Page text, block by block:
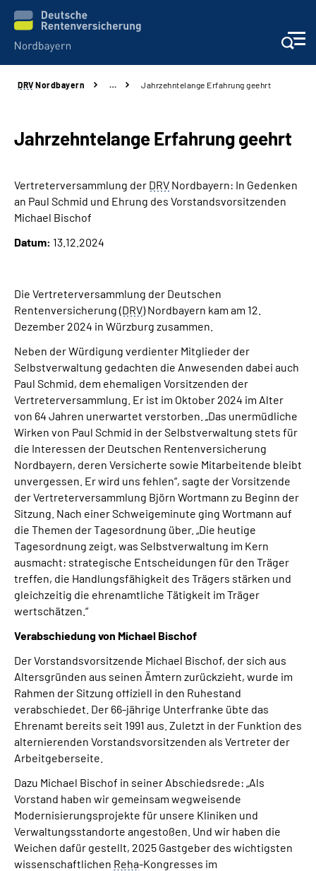
Online-Services
Services
Reha-Kliniken
Presse und Experten
Karriere
Über uns
Inhalte in Gebärdensprache (DGS)
Leichte Sprache
Suche
Mein Kundenportal
DRV Nordbayern … Jahrzehntelange Erfahrung geehrt
Jahrzehntelange Erfahrung geehrt
Vertreterversammlung der DRV Nordbayern: In Gedenken
an Paul Schmid und Ehrung des Vorstandsvorsitzenden
Michael Bischof
Datum: 13.12.2024
Die Vertreterversammlung der Deutschen
Rentenversicherung (DRV) Nordbayern kam am 12.
Dezember 2024 in Würzburg zusammen.
Neben der Würdigung verdienter Mitglieder der
Selbstverwaltung gedachten die Anwesenden dabei auch
Paul Schmid, dem ehemaligen Vorsitzenden der
Vertreterversammlung. Er ist im Oktober 2024 im Alter
von 64 Jahren unerwartet verstorben. „Das unermüdliche
Wirken von Paul Schmid in der Selbstverwaltung stets für
die Interessen der Deutschen Rentenversicherung
Nordbayern, deren Versicherte sowie Mitarbeitende bleibt
unvergessen. Er wird uns fehlen“, sagte der Vorsitzende
der Vertreterversammlung Björn Wortmann zu Beginn der
Sitzung. Nach einer Schweigeminute ging Wortmann auf
die Themen der Tagesordnung über. „Die heutige
Tagesordnung zeigt, was Selbstverwaltung im Kern
ausmacht: strategische Entscheidungen für den Träger
treffen, die Handlungsfähigkeit des Trägers stärken und
gleichzeitig die ehrenamtliche Tätigkeit im Träger
wertschätzen.“
Verabschiedung von Michael Bischof
Der Vorstandsvorsitzende Michael Bischof, der sich aus
Altersgründen aus seinen Ämtern zurückzieht, wurde im
Rahmen der Sitzung offiziell in den Ruhestand
verabschiedet. Der 66-jährige Unterfranke übte das
Ehrenamt bereits seit 1991 aus. Zuletzt in der Funktion des
alternierenden Vorstandsvorsitzenden als Vertreter der
Arbeitgeberseite.
Dazu Michael Bischof in seiner Abschiedsrede: „Als
Vorstand haben wir gemeinsam wegweisende
Modernisierungsprojekte für unsere Kliniken und
Verwaltungsstandorte angestoßen. Und wir haben die
Weichen dafür gestellt, 2025 Gastgeber des wichtigsten
wissenschaftlichen Reha-Kongresses im